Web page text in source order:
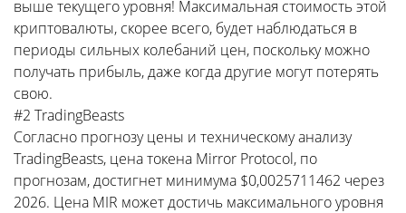
выше текущего уровня! Максимальная стоимость этой
криптовалюты, скорее всего, будет наблюдаться в
периоды сильных колебаний цен, поскольку можно
получать прибыль, даже когда другие могут потерять
свою.
#2 TradingBeasts
Согласно прогнозу цены и техническому анализу
TradingBeasts, цена токена Mirror Protocol, по
прогнозам, достигнет минимума $0,0025711462 через
2026. Цена MIR может достичь максимального уровня